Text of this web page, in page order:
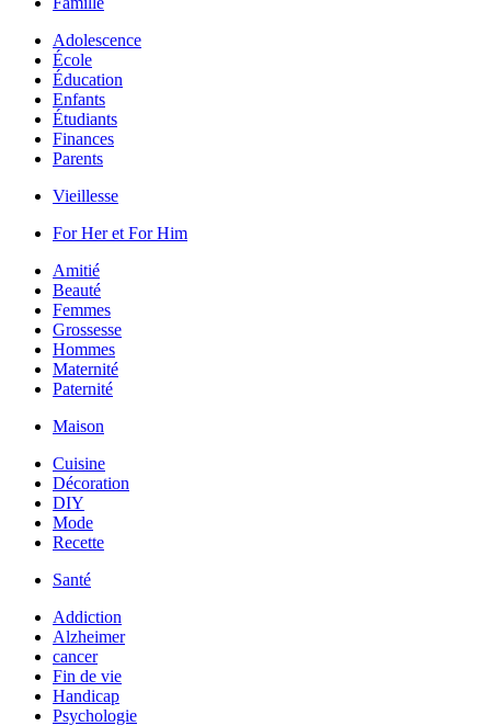
Adolescence
École
Éducation
Enfants
Étudiants
Finances
Parents
Vieillesse
For Her et For Him
Amitié
Beauté
Femmes
Grossesse
Hommes
Maternité
Paternité
Maison
Cuisine
Décoration
DIY
Mode
Recette
Santé
Addiction
Alzheimer
cancer
Fin de vie
Handicap
Psychologie